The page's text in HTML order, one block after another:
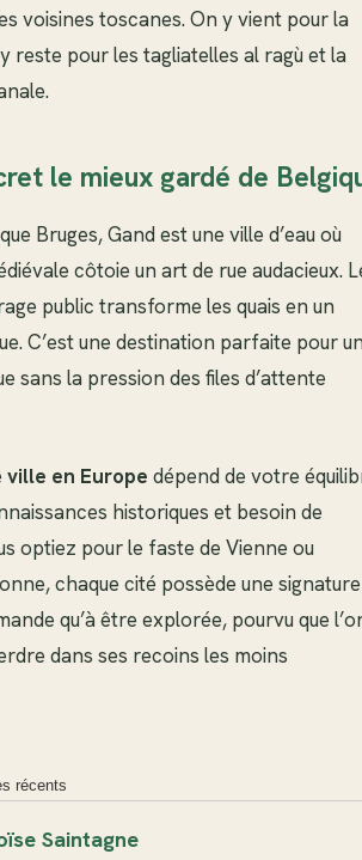
voisines toscanes. On y vient pour la
reste pour les tagliatelles al ragù et la
le mieux gardé de
Bruges, Gand est une ville d’eau où
côtoie un art de rue audacieux.
public transforme les quais en un
C’est une destination parfaite pour
sans la pression des files d’attente
ville en Europe dépend de votre
historiques et besoin de
optiez pour le faste de Vienne ou
chaque cité possède une signature
qu’à être explorée, pourvu que
dans ses recoins les moins
récents
Saintagne